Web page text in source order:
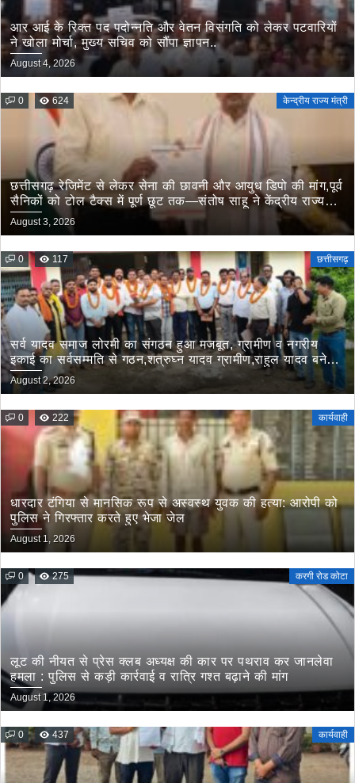
आर आई के रिक्त पद पदोन्नति और वेतन विसंगति को लेकर पटवारियों
ने खोला मोर्चा, मुख्य सचिव को सौंपा ज्ञापन..
August 4, 2026
0 624 केन्द्रीय राज्य मंत्री
छत्तीसगढ़ रेजिमेंट से लेकर सेना की छावनी और आयुध डिपो की मांग,पूर्व
सैनिकों को टोल टैक्स में पूर्ण छूट तक—संतोष साहू ने केंद्रीय राज्य
मंत्री तोखन साहू के समक्ष उठाई सैनिक हितों की प्रमुख मांगें
August 3, 2026
0 117 छत्तीसगढ़
सर्व यादव समाज लोरमी का संगठन हुआ मजबूत, ग्रामीण व नगरीय
इकाई का सर्वसम्मति से गठन,शत्रुघ्न यादव ग्रामीण,राहुल यादव बने
लोरमी शहरी अध्यक्ष
August 2, 2026
0 222 कार्यवाही
धारदार टंगिया से मानसिक रूप से अस्वस्थ युवक की हत्या: आरोपी को
पुलिस ने गिरफ्तार करते हुए भेजा जेल
August 1, 2026
0 275 करगी रोड कोटा
लूट की नीयत से प्रेस क्लब अध्यक्ष की कार पर पथराव कर जानलेवा
हमला : पुलिस से कड़ी कार्रवाई व रात्रि गश्त बढ़ाने की मांग
August 1, 2026
0 437 कार्यवाही